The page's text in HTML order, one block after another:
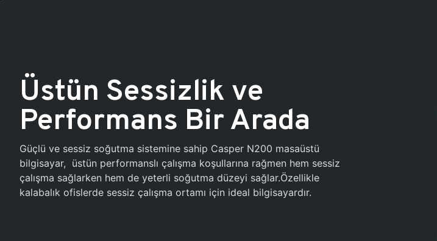
Üstün Sessizlik ve
Performans Bir Arada
Güçlü ve sessiz soğutma sistemine sahip Casper N200 masaüstü
bilgisayar, üstün performanslı çalışma koşullarına rağmen hem sessiz
çalışma sağlarken hem de yeterli soğutma düzeyi sağlar.Özellikle
kalabalık ofislerde sessiz çalışma ortamı için ideal bilgisayardır.